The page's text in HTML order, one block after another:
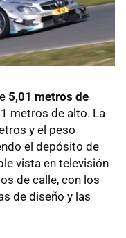
5,01 metros de
metros de alto. La
y el peso
el depósito de
vista en televisión
de calle, con los
de diseño y las